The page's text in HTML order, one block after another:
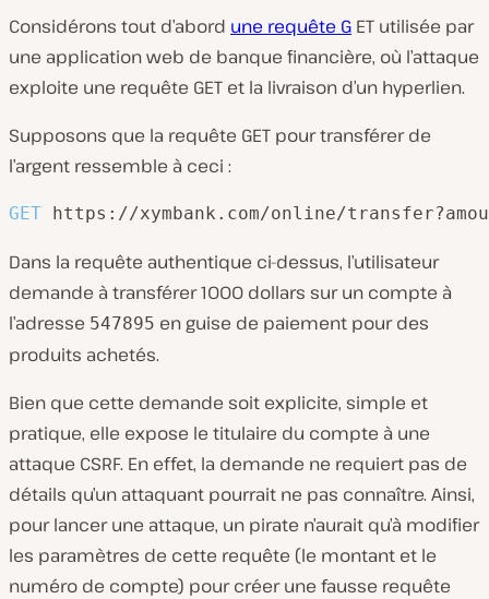
Considérons tout d’abord une requête G ET utilisée par
une application web de banque financière, où l’attaque
exploite une requête GET et la livraison d’un hyperlien.
Supposons que la requête GET pour transférer de
l’argent ressemble à ceci :
GET https://xymbank.com/online/
Dans la requête authentique ci-dessus, l’utilisateur
demande à transférer 1000 dollars sur un compte à
l’adresse 547895 en guise de paiement pour des
produits achetés.
Bien que cette demande soit explicite, simple et
pratique, elle expose le titulaire du compte à une
attaque CSRF. En effet, la demande ne requiert pas de
détails qu’un attaquant pourrait ne pas connaître. Ainsi,
pour lancer une attaque, un pirate n’aurait qu’à modifier
les paramètres de cette requête (le montant et le
numéro de compte) pour créer une fausse requête